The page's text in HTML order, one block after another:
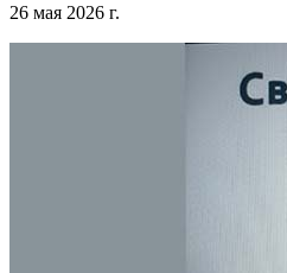
26 мая 2026 г.